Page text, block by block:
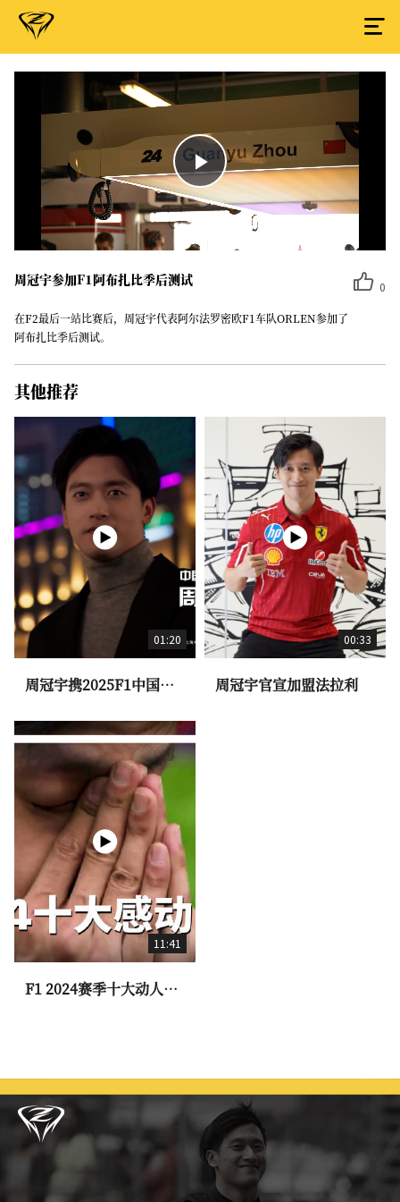
Play
Video
周冠宇参加F1阿布扎比季后测试
在F2最后一站比赛后，周冠宇代表阿尔法罗密欧F1车队ORLEN参加了
阿布扎比季后测试。
0
其他推荐
01:20
周冠宇携2025F1中国大
00:33
周冠宇官宣加盟法拉利
11:41
F1 2024赛季十大动人时